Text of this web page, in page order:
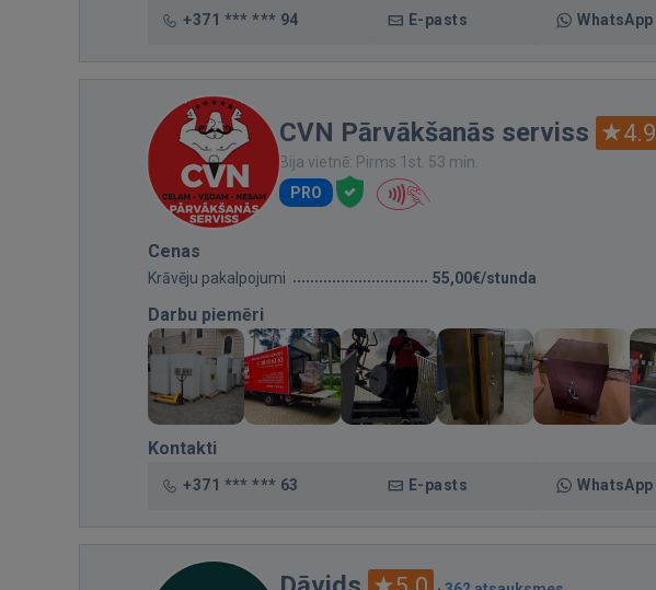
+371 *** *** 94 E-pasts WhatsApp
CVN Pārvākšanās serviss 4.9
Bija vietnē: Pirms 1st. 53 min.
PRO
Cenas
Krāvēju pakalpojumi 55,00€/stunda
Darbu piemēri
Kontakti
+371 *** *** 63 E-pasts WhatsApp